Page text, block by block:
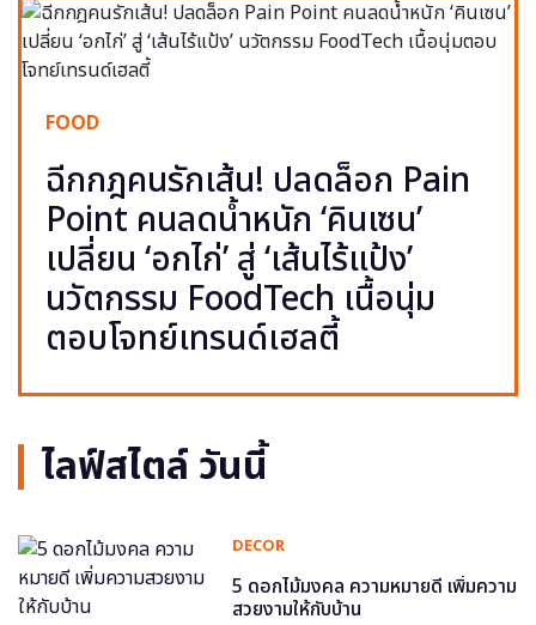
FOOD
ฉีกกฎคนรักเส้น! ปลดล็อก Pain
Point คนลดน้ำหนัก ‘คินเซน’
เปลี่ยน ‘อกไก่’ สู่ ‘เส้นไร้แป้ง’
นวัตกรรม FoodTech เนื้อนุ่ม
ตอบโจทย์เทรนด์เฮลตี้
ไลฟ์สไตล์ วันนี้
DECOR
5 ดอกไม้มงคล ความหมายดี เพิ่มความ
สวยงามให้กับบ้าน